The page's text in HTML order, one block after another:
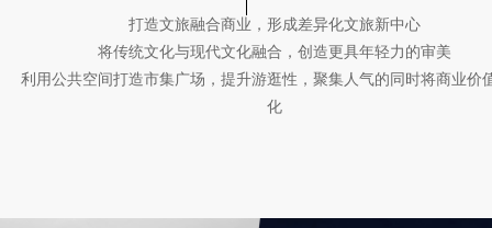
打造文旅融合商业，形成差异化文旅新中心
将传统文化与现代文化融合，创造更具年轻力的审美
利用公共空间打造市集广场，提升游逛性，聚集人气的同时将商业价
化